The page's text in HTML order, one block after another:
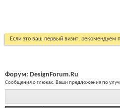
Если это ваш первый визит, рекомендуем
Форум: DesignForum.Ru
Сообщения о глюках. Ваши предложения по